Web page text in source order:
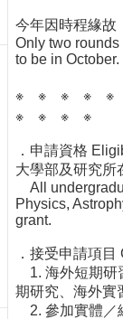
絡
資
訊
最
消
息
單
位
介
系
今年因時程緣故
Only two rounds
to be in October.
※ ※ ※ ※
※ ※ ※ ※
．申請資格
大學部及研究所
All
Physics,
grant.
．接受申請項目
1. 海外短期研
期研究、海外實
2. 參加實體／